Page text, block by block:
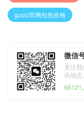
gucci官网包包价格
微信
关注
讯动态
66121